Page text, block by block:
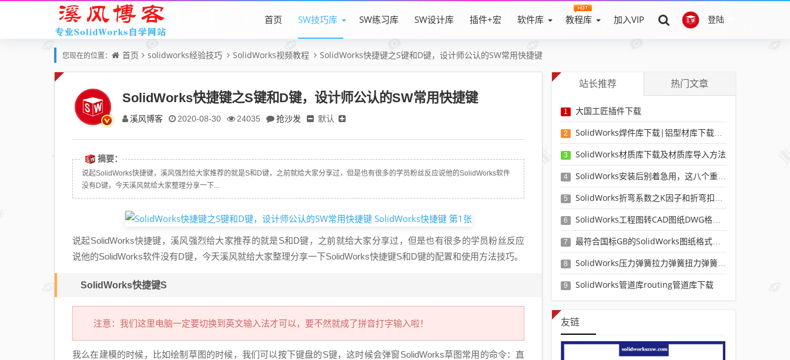
登陆
首页 SW技巧库 SW练习库 SW设计库 插件+宏 软件库 教程库 加入VIP
您现在的位置： 首页 solidworks经验技巧 SolidWorks视频教程 SolidWorks快捷键之S键和D键，设计师公认的SW常用快捷键
SolidWorks快捷键之S键和D键，设计师公认的SW常用快捷键
溪风博客 2020-08-30 24035 抢沙发 默认
摘要：
说起SolidWorks快捷键，溪风强烈给大家推荐的就是S和D键，之前就给大家分享过，但是也有很多的学员粉丝反应说他的SolidWorks软件
没有D键，今天溪风就给大家整理分享一下...
说起SolidWorks快捷键，溪风强烈给大家推荐的就是S和D键，之前就给大家分享过，但是也有很多的学员粉丝反应
说他的SolidWorks软件没有D键，今天溪风就给大家整理分享一下SolidWorks快捷键S和D键的配置和使用方法技巧。
SolidWorks快捷键S
注意：我们这里电脑一定要切换到英文输入法才可以，要不然就成了拼音打字输入啦！
我么在建模的时候，比如绘制草图的时候，我们可以按下键盘的S键，这时候会弹窗SolidWorks草图常用的命令：直
站长推荐 热门文章
1 大国工匠插件下载
2 SolidWorks焊件库下载|铝型材库下载|附sw焊件库添加配置使用教程
3 SolidWorks材质库下载及材质库导入方法
4 SolidWorks安装后别着急用，这八个重要SolidWorks设置可以提高你的画图效率
5 SolidWorks折弯系数之K因子和折弯扣除表-溪风推荐
6 SolidWorks工程图转CAD图纸DWG格式映射文件无乱码可分层-溪风亲测推荐
7 最符合国标GB的SolidWorks图纸格式和图纸模板下载-溪风专用版
8 SolidWorks压力弹簧拉力弹簧扭力弹簧涡卷弹簧自动生成宏程序下载
9 SolidWorks管道库routing管道库下载
友链